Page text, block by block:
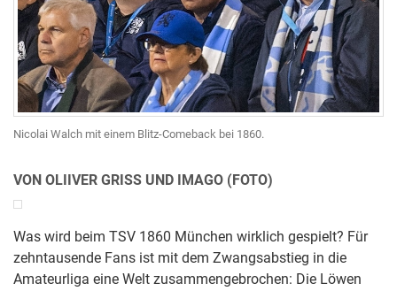
Nicolai Walch mit einem Blitz-Comeback bei 1860.
VON OLIIVER GRISS UND IMAGO (FOTO)
Was wird beim TSV 1860 München wirklich gespielt? Für
zehntausende Fans ist mit dem Zwangsabstieg in die
Amateurliga eine Welt zusammengebrochen: Die Löwen